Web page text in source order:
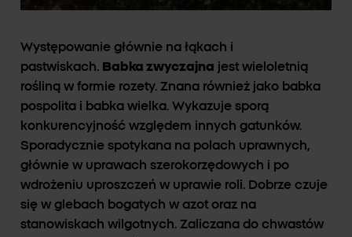
Występowanie głównie na łąkach i
pastwiskach. Babka zwyczajna jest wieloletnią
rośliną w formie rozety. Znana również jako babka
pospolita i babka wielka. Wykazuje sporą
konkurencyjność względem innych gatunków.
Sporadycznie spotykana na polach uprawnych,
głównie w uprawach szerokorzędowych i po
wdrożeniu uproszczeń w uprawie roli. Dobrze czuje
się w glebach bogatych w azot oraz na
stanowiskach wilgotnych. Zaliczana do chwastów